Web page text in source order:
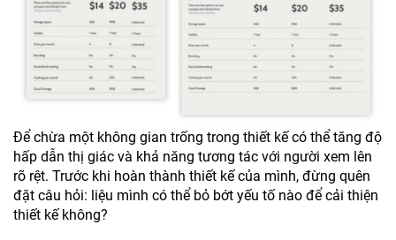
Để chừa một không gian trống trong thiết kế có thể tăng độ
hấp dẫn thị giác và khả năng tương tác với người xem lên
rõ rệt. Trước khi hoàn thành thiết kế của mình, đừng quên
đặt câu hỏi: liệu mình có thể bỏ bớt yếu tố nào để cải thiện
thiết kế không?